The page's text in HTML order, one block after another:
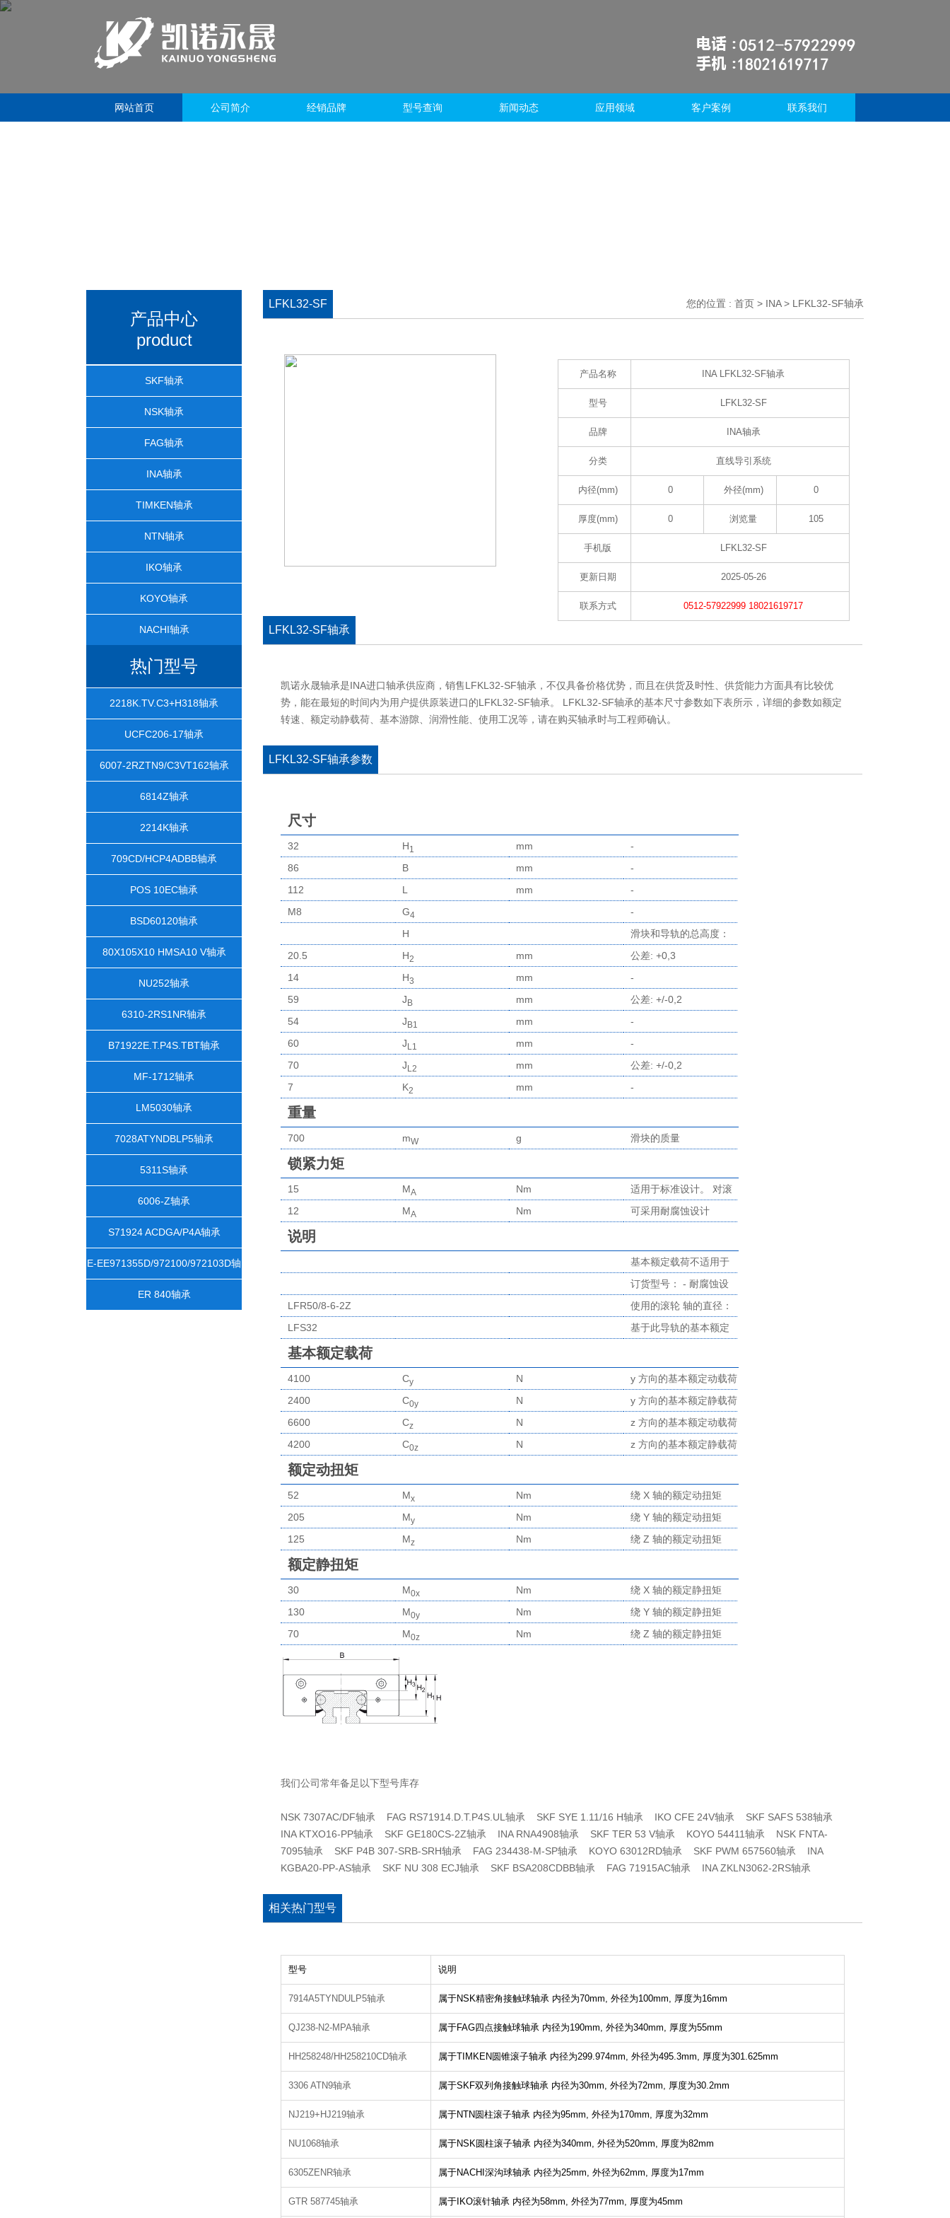
网站首页 公司简介 经销品牌 型号查询 新闻动态 应用领域 客户案例 联系我们
产品中心
product
SKF轴承
NSK轴承
FAG轴承
INA轴承
TIMKEN轴承
NTN轴承
IKO轴承
KOYO轴承
NACHI轴承
热门型号
2218K.TV.C3+H318轴承
UCFC206-17轴承
6007-2RZTN9/C3VT162轴承
6814Z轴承
2214K轴承
709CD/HCP4ADBB轴承
POS 10EC轴承
BSD60120轴承
80X105X10 HMSA10 V轴承
NU252轴承
6310-2RS1NR轴承
B71922E.T.P4S.TBT轴承
MF-1712轴承
LM5030轴承
7028ATYNDBLP5轴承
5311S轴承
6006-Z轴承
S71924 ACDGA/P4A轴承
E-EE971355D/972100/972103D轴
承
ER 840轴承
LFKL32-SF 您的位置 : 首页 > INA> LFKL32-SF轴承
产品名称 INA LFKL32-SF轴承
型号 LFKL32-SF
品牌 INA轴承
分类 直线导引系统
内径(mm) 0 外径(mm) 0
厚度(mm) 0 浏览量 105
手机版 LFKL32-SF
更新日期 2025-05-26
联系方式 0512-57922999 18021619717
LFKL32-SF轴承
凯诺永晟轴承是INA进口轴承供应商，销售LFKL32-SF轴承，不仅具备价格优势，而且在供货及时性、供货能力方面具有比较优
势，能在最短的时间内为用户提供原装进口的LFKL32-SF轴承。 LFKL32-SF轴承的基本尺寸参数如下表所示，详细的参数如额定
转速、额定动静载荷、基本游隙、润滑性能、使用工况等，请在购买轴承时与工程师确认。
LFKL32-SF轴承参数
尺寸
32 H1 mm
-
86
B mm
-
112
L mm
-
M8
G4
-
H
滑块和导轨的总高度：
H = 35,5 mm 对 LFS，-
C，-CE，-CEE，-E，-
EE，-N，-NZZ H =
LFS..-M 导轨 LFS..-M
用 SF 和 LFKL滑块，请
先和我们联系
20.5 H2 mm
公差: +0,3
14
H3 mm
-
59
JB mm
公差: +/-0,2
54
JB1 mm
-
60
JL1 mm
-
70
JL2 mm
公差: +/-0,2
7
K2 mm -
重量
700 mW g 滑块的质量
锁紧力矩
15 MA Nm
适用于标准设计。 对滚
轮的螺栓,向心螺栓的锁
12 MA Nm
可采用耐腐蚀设计
心螺栓的锁紧力矩应达
到 MA。
说明
基本额定载荷不适用于
'-RB' 设计。
订货型号： - 耐腐蚀设
计: 滑块：LFCL..-RB 导
轨：LFS..-RB 滚
带孔的导轨： LFS..-OL
LFR50/8-6-2Z
使用的滚轮 轴的直径：
6 mm 对于替换零件的
LFS32
基于此导轨的基本额定
基本额定载荷
4100 Cy N
y 方向的基本额定动载荷
2400
C0y N
y 方向的基本额定静载荷
6600
Cz N
z 方向的基本额定动载荷
4200
C0z N z 方向的基本额定静载荷
额定动扭矩
52 Mx Nm
绕 X 轴的额定动扭矩
205
My Nm
绕 Y 轴的额定动扭矩
125
Mz Nm 绕 Z 轴的额定动扭矩
额定静扭矩
30 M0x Nm
绕 X 轴的额定静扭矩
130
M0y Nm
绕 Y 轴的额定静扭矩
70
M0z Nm 绕 Z 轴的额定静扭矩
我们公司常年备足以下型号库存
NSK 7307AC/DF轴承 FAG RS71914.D.T.P4S.UL轴承 SKF SYE 1.11/16 H轴承 IKO CFE 24V轴承 SKF SAFS 538轴承
INA KTXO16-PP轴承 SKF GE180CS-2Z轴承 INA RNA4908轴承 SKF TER 53 V轴承 KOYO 54411轴承 NSK FNTA-
7095轴承 SKF P4B 307-SRB-SRH轴承 FAG 234438-M-SP轴承 KOYO 63012RD轴承 SKF PWM 657560轴承 INA
KGBA20-PP-AS轴承 SKF NU 308 ECJ轴承 SKF BSA208CDBB轴承 FAG 71915AC轴承 INA ZKLN3062-2RS轴承
相关热门型号
型号 说明
7914A5TYNDULP5轴承 属于NSK精密角接触球轴承 内径为70mm, 外径为100mm, 厚度为16mm
QJ238-N2-MPA轴承 属于FAG四点接触球轴承 内径为190mm, 外径为340mm, 厚度为55mm
HH258248/HH258210CD轴承 属于TIMKEN圆锥滚子轴承 内径为299.974mm, 外径为495.3mm, 厚度为301.625mm
3306 ATN9轴承 属于SKF双列角接触球轴承 内径为30mm, 外径为72mm, 厚度为30.2mm
NJ219+HJ219轴承 属于NTN圆柱滚子轴承 内径为95mm, 外径为170mm, 厚度为32mm
NU1068轴承 属于NSK圆柱滚子轴承 内径为340mm, 外径为520mm, 厚度为82mm
6305ZENR轴承 属于NACHI深沟球轴承 内径为25mm, 外径为62mm, 厚度为17mm
GTR 587745轴承 属于IKO滚针轴承 内径为58mm, 外径为77mm, 厚度为45mm